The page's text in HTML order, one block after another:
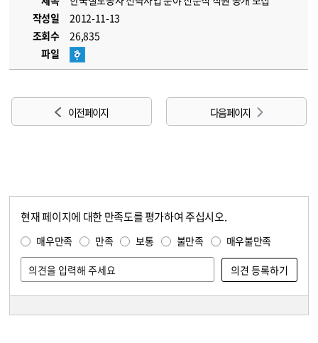
작성일
2012-11-13
조회수
26,835
파일
이전 페이지 다음 페이지
현재 페이지에 대한 만족도를 평가하여 주십시오.
매우만족 만족 보통 불만족 매우불만족